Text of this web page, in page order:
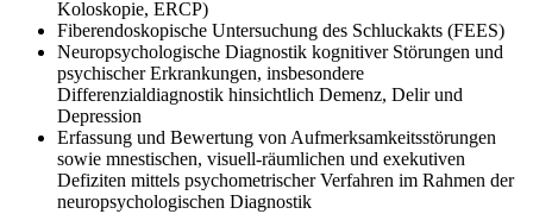
Koloskopie, ERCP)
Fiberendoskopische Untersuchung des Schluckakts (FEES)
Neuropsychologische Diagnostik kognitiver Störungen und
psychischer Erkrankungen, insbesondere
Differenzialdiagnostik hinsichtlich Demenz, Delir und
Depression
Erfassung und Bewertung von Aufmerksamkeitsstörungen
sowie mnestischen, visuell-räumlichen und exekutiven
Defiziten mittels psychometrischer Verfahren im Rahmen der
neuropsychologischen Diagnostik